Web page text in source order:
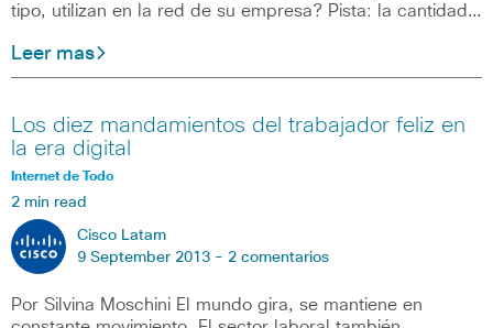
tipo, utilizan en la red de su empresa? Pista: la cantidad…
Leer mas
Los diez mandamientos del trabajador feliz en
la era digital
Internet de Todo
2 min read
Cisco Latam
9 September 2013 - 2 comentarios
Por Silvina Moschini El mundo gira, se mantiene en